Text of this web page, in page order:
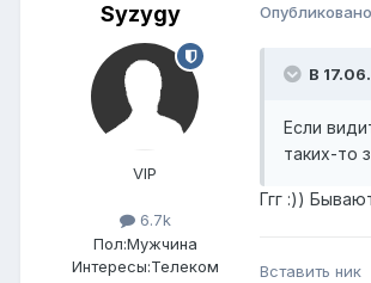
Syzygy
VIP
6.7k
Пол:Мужчина
Интересы:Телеком
Опубликовано
В
Если
таких-то
Ггг :))
Вставить ник